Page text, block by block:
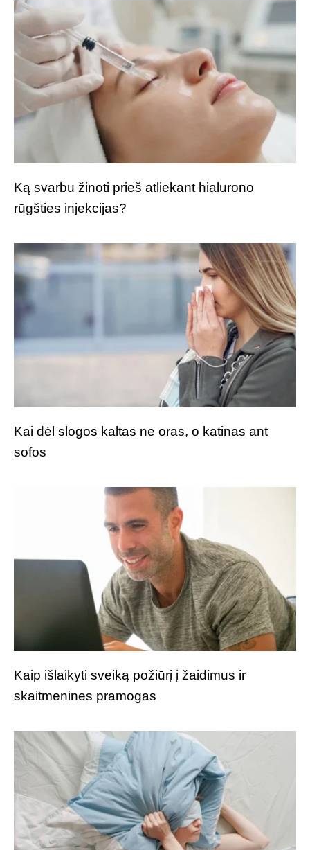
Ką svarbu žinoti prieš atliekant hialurono
rūgšties injekcijas?
Kai dėl slogos kaltas ne oras, o katinas ant
sofos
Kaip išlaikyti sveiką požiūrį į žaidimus ir
skaitmenines pramogas